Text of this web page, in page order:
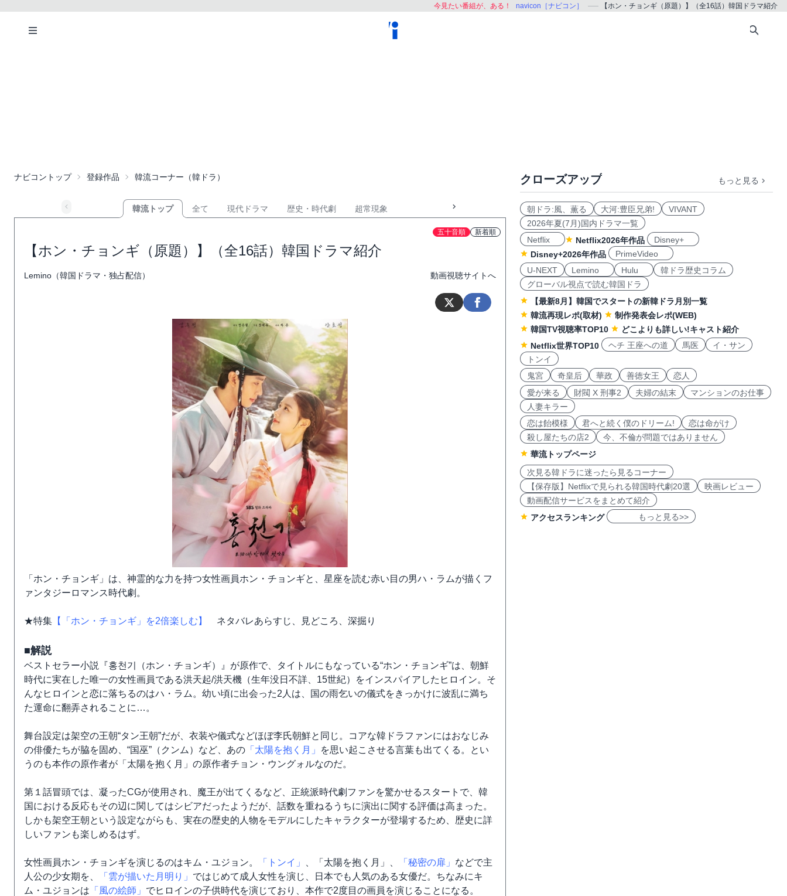
今見たい番組が、ある！ navicon［ナビコン］ 【ホン・チョンギ（原題）】（全16話）韓国ドラマ紹介
ナビコントップ 登録作品 韓流コーナー（韓ドラ）
韓流トップ 全て 現代ドラマ 歴史・時代劇 超常現象
五十音順 新着順
【ホン・チョンギ（原題）】（全16話）韓国ドラマ紹介
Lemino（韓国ドラマ・独占配信） 動画視聴サイトへ
「ホン・チョンギ」は、神霊的な力を持つ女性画員ホン・チョンギと、星座を読む赤い目の男ハ・ラムが描くフ
ァンタジーロマンス時代劇。
★特集 【「ホン・チョンギ」を2倍楽しむ】 ネタバレあらすじ、見どころ、深掘り
■解説
ベストセラー小説『홍천기（ホン・チョンギ）』が原作で、タイトルにもなっている“ホン・チョンギ”は、朝鮮
時代に実在した唯一の女性画員である洪天起/洪天機（生年没日不詳、15世紀）をインスパイアしたヒロイン。そ
んなヒロインと恋に落ちるのはハ・ラム。幼い頃に出会った2人は、国の雨乞いの儀式をきっかけに波乱に満ち
た運命に翻弄されることに…。
舞台設定は架空の王朝“タン王朝”だが、衣装や儀式などほぼ李氏朝鮮と同じ。コアな韓ドラファンにはおなじみ
の俳優たちが脇を固め、“国巫”（クンム）など、あの 「太陽を抱く月」
を思い起こさせる言葉も出てくる。とい
うのも本作の原作者が「太陽を抱く月」の原作者チョン・ウングォルなのだ。
第１話冒頭では、凝ったCGが使用され、魔王が出てくるなど、正統派時代劇ファンを驚かせるスタートで、韓
国における反応もその辺に関してはシビアだったようだが、話数を重ねるうちに演出に関する評価は高まった。
しかも架空王朝という設定ながらも、実在の歴史的人物をモデルにしたキャラクターが登場するため、歴史に詳
しいファンも楽しめるはず。
女性画員ホン・チョンギを演じるのはキム・ユジョン。 「トンイ」 、「太陽を抱く月」、 「秘密の扉」 などで主
人公の少女期を、
「雲が描いた月明り」 ではじめて成人女性を演じ、日本でも人気のある女優だ。ちなみにキ
ム・ユジョンは 「風の絵師」 でヒロインの子供時代を演じており、本作で2度目の画員を演じることになる。
クローズアップ もっと見る
朝ドラ:風、薫る 大河:豊臣兄弟!
VIVANT
2026年夏(7月)国内ドラマ一覧
Netflix
Netflix2026年作品
Disney+
Disney+2026年作品
PrimeVideo
U-NEXT
Lemino Hulu
韓ドラ歴史コラム
グローバル視点で読む韓国ドラ
【最新8月】韓国でスタートの新韓ドラ月別一覧
韓流再現レポ(取材)
制作発表会レポ(WEB)
韓国TV視聴率TOP10
どこよりも詳しい!キャスト紹介
Netflix世界TOP10
ヘチ 王座への道 馬医
イ・サン
トンイ
鬼宮
奇皇后 華政 善徳女王
恋人
愛が来る
財閥 X 刑事2 夫婦の結末
マンションのお仕事
人妻キラー
恋は飴模様
君へと続く僕のドリーム!
恋は命がけ
殺し屋たちの店2
今、不倫が問題ではありません
華流トップページ
次見る韓ドラに迷ったら見るコーナー
【保存版】Netflixで見られる韓国時代劇20選
映画レビュー
動画配信サービスをまとめて紹介
アクセスランキング
もっと見る>>